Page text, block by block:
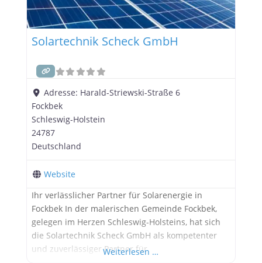
Solartechnik Scheck GmbH
Adresse: Harald-Striewski-Straße 6
Fockbek
Schleswig-Holstein
24787
Deutschland
Website
Ihr verlässlicher Partner für Solarenergie in
Fockbek In der malerischen Gemeinde Fockbek,
gelegen im Herzen Schleswig-Holsteins, hat sich
die Solartechnik Scheck GmbH als kompetenter
und zuverlässiger Partner für
Weiterlesen …